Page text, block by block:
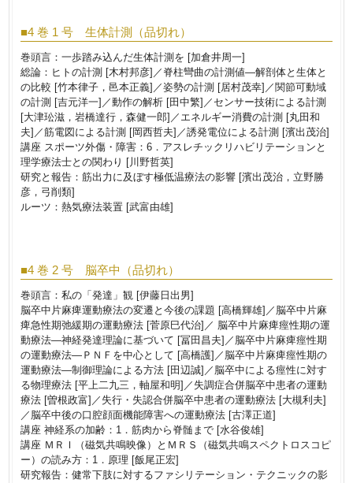
■4 巻 1 号 生体計測（品切れ）
巻頭言：一歩踏み込んだ生体計測を [加倉井周一]
総論：ヒトの計測 [木村邦彦]／脊柱彎曲の計測値―解剖体と生体と
の比較 [竹本律子，邑本正義]／姿勢の計測 [居村茂幸]／関節可動域
の計測 [吉元洋一]／動作の解析 [田中繁]／センサー技術による計測
[大津玜滋，岩橋達行，森健一郎]／エネルギー消費の計測 [丸田和
夫]／筋電図による計測 [岡西哲夫]／誘発電位による計測 [濱出茂治]
講座 スポーツ外傷・障害：6．アスレチックリハビリテーションと
理学療法士との関わり [川野哲英]
研究と報告：筋出力に及ぼす極低温療法の影響 [濱出茂治，立野勝
彦，弓削類]
ルーツ：熱気療法装置 [武富由雄]
■4 巻 2 号 脳卒中（品切れ）
巻頭言：私の「発達」観 [伊藤日出男]
脳卒中片麻痺運動療法の変遷と今後の課題 [高橋輝雄]／脳卒中片麻
痺急性期弛緩期の運動療法 [菅原巳代治]／ 脳卒中片麻痺痙性期の運
動療法―神経発達理論に基づいて [冨田昌夫]／脳卒中片麻痺痙性期
の運動療法―ＰＮＦを中心として [高橋護]／脳卒中片麻痺痙性期の
運動療法―制御理論による方法 [田辺誠]／脳卒中による痙性に対す
る物理療法 [平上二九三，軸屋和明]／失調症合併脳卒中患者の運動
療法 [曽根政富]／失行・失認合併脳卒中患者の運動療法 [大槻利夫]
／脳卒中後の口腔顔面機能障害への運動療法 [古澤正道]
講座 神経系の加齢：1．筋肉から脊髄まで [水谷俊雄]
講座 ＭＲＩ（磁気共鳴映像）とＭＲＳ（磁気共鳴スペクトロスコピ
ー）の読み方：1．原理 [飯尾正宏]
研究報告：健常下肢に対するファシリテーション・テクニックの影